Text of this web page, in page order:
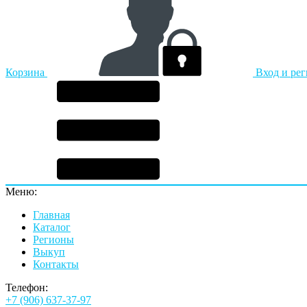
Корзина Вход и
Меню:
Главная
Каталог
Регионы
Выкуп
Контакты
Телефон:
+7 (906) 637-37-97